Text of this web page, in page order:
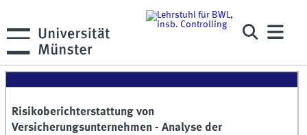
Risikoberichterstattung von
Versicherungsunternehmen - Analyse der